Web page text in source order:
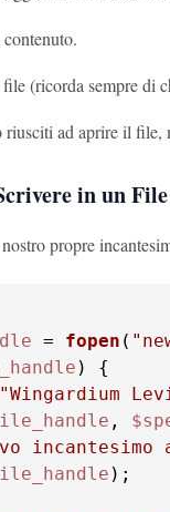
(ricorda sempre di
riusciti ad aprire il file,
in un File
propre
= fopen (
"Wingardium
,
);